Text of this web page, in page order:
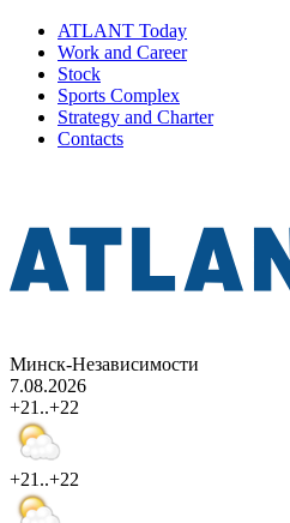
ATLANT Today
Work and Career
Stock
Sports Complex
Strategy and Charter
Contacts
Минск-Независимости
7.08.2026
+21..+22
+21..+22